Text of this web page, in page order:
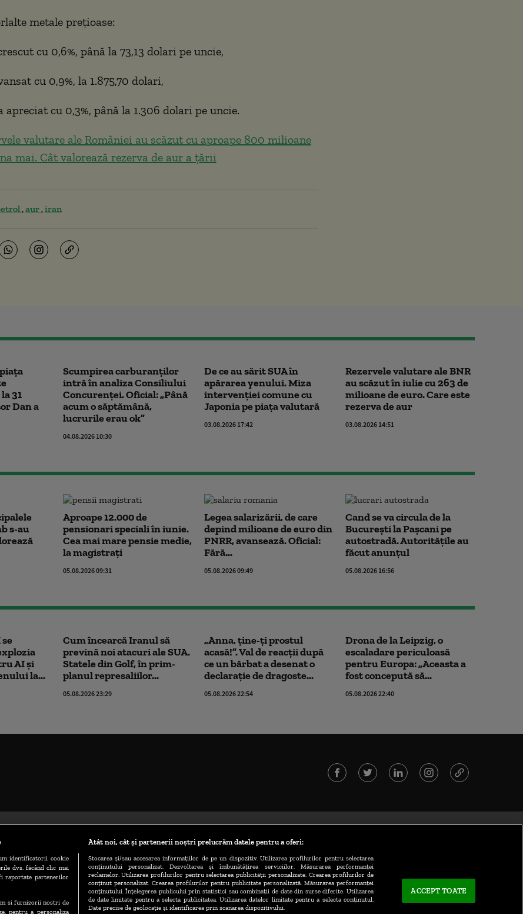
metale prețioase:
cu 0,6%, până la 73,13 dolari pe uncie,
cu 0,9%, la 1.875,70 dolari,
apreciat cu 0,3%, până la 1.306 dolari pe uncie.
valutare ale României au scăzut cu aproape 800 milioane
mai. Cât valorează rezerva de aur a țării
aur iran
31
Dan a
Scumpirea carburanților
intră în analiza Consiliului
Concurenței. Oficial: „Până
acum o săptămână,
lucrurile erau ok”
04.08.2026 10:30
De ce au sărit SUA în
apărarea yenului. Miza
intervenției comune cu
Japonia pe piața valutară
03.08.2026 17:42
Rezervele valutare ale BNR
au scăzut în iulie cu 263 de
milioane de euro. Care este
rezerva de aur
03.08.2026 14:51
s-au
Aproape 12.000 de
pensionari speciali în iunie.
Cea mai mare pensie medie,
la magistrați
05.08.2026 09:31
Legea salarizării, de care
depind milioane de euro din
PNRR, avansează. Oficial:
Fără...
05.08.2026 09:49
Cand se va circula de la
București la Pașcani pe
autostradă. Autoritățile au
făcut anunțul
05.08.2026 16:56
AI şi
la...
Cum încearcă Iranul să
prevină noi atacuri ale SUA.
Statele din Golf, în prim-
planul represaliilor...
05.08.2026 23:29
„Anna, ţine-ţi prostul
acasă!”. Val de reacții după
ce un bărbat a desenat o
declarație de dragoste...
05.08.2026 22:54
Drona de la Leipzig, o
escaladare periculoasă
pentru Europa: „Aceasta a
fost concepută să...
05.08.2026 22:40
TERMENE ȘI CONDIȚII POLITICA DE CONFIDENȚIALITATE
identificatorii cookie
dvs. făcând clic mai
raportate partenerilor
si furnizorii nostri de
pentru a personaliza
Atât noi, cât și partenerii noștri prelucrăm datele pentru a oferi:
Stocarea și/sau accesarea informațiilor de pe un dispozitiv. Utilizarea profilurilor pentru selectarea
conținutului personalizat. Dezvoltarea și îmbunătățirea serviciilor. Măsurarea performanței
reclamelor. Utilizarea profilurilor pentru selectarea publicității personalizate. Crearea profilurilor de
conținut personalizat. Crearea profilurilor pentru publicitate personalizată. Măsurarea performanței
conținutului. Înțelegerea publicului prin statistici sau combinații de date din surse diferite. Utilizarea
de date limitate pentru a selecta publicitatea. Utilizarea datelor limitate pentru a selecta conținutul.
Date precise de geolocație și identificarea prin scanarea dispozitivului.
ACCEPT TOATE